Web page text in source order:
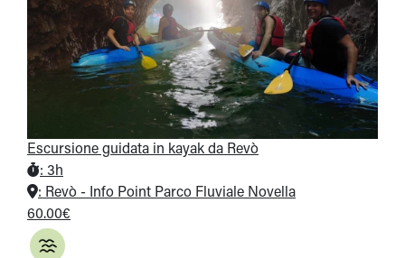
Escursione guidata in kayak da Revò
: 3h
: Revò - Info Point Parco Fluviale Novella
60.00€